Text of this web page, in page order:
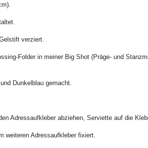
verziert.
Folder in meiner Big Shot (Präge- und
Dunkelblau gemacht.
Adressaufkleber abziehen, Serviette auf die
weiteren Adressaufkleber fixiert.